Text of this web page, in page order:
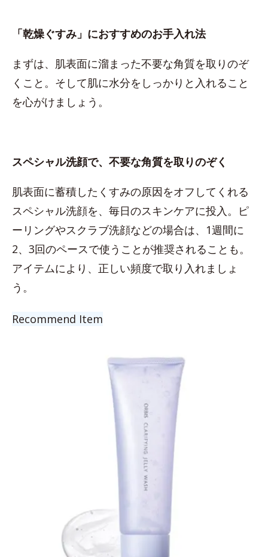
「乾燥ぐすみ」におすすめのお手入れ法
まずは、肌表面に溜まった不要な角質を取りのぞ
くこと。そして肌に水分をしっかりと入れること
を心がけましょう。
スペシャル洗顔で、不要な角質を取りのぞく
肌表面に蓄積したくすみの原因をオフしてくれる
スペシャル洗顔を、毎日のスキンケアに投入。ピ
ーリングやスクラブ洗顔などの場合は、1週間に
2、3回のペースで使うことが推奨されることも。
アイテムにより、正しい頻度で取り入れましょ
う。
Recommend Item